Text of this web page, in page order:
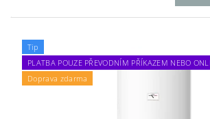
Tip
PLATBA POUZE PŘEVODNÍM PŘÍKAZEM NEBO
Doprava zdarma